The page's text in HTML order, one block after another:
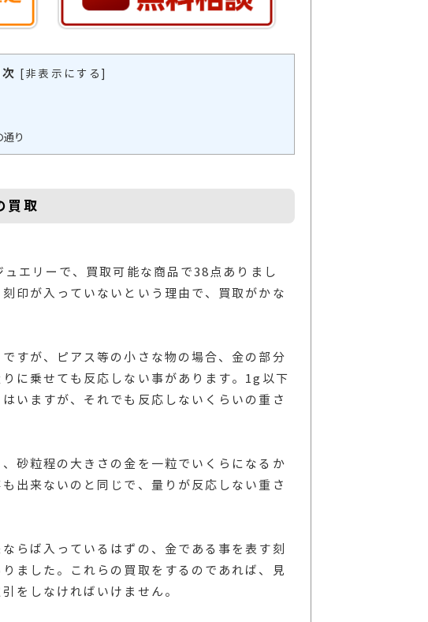
次 [非表示にする ]
り
買取
エリーで、買取可能な商品で38点ありまし
印が入っていないという理由で、買取がかな
すが、ピアス等の小さな物の場合、金の部分
に乗せても反応しない事があります。1g以下
いますが、それでも反応しないくらいの重さ
砂粒程の大きさの金を一粒でいくらになるか
出来ないのと同じで、量りが反応しない重さ
らば入っているはずの、金である事を表す刻
ました。これらの買取をするのであれば、見
をしなければいけません。